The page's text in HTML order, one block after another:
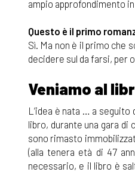
ampio approfondimento
Questo è il primo
Sì. Ma non è il primo che
decidere sul da farsi, per
Veniamo al
L’idea è nata … a
libro, durante una gara
sono rimasto
(alla tenera età di 47
necessario, e il libro è